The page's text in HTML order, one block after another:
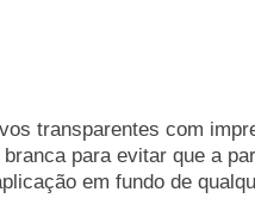
transparentes com
para evitar que a
em fundo de